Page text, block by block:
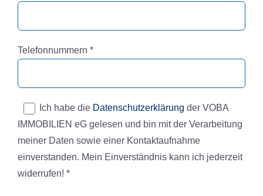
Telefonnummern Pflichtfeld
*
Ich habe die Datenschutzerklärung der VOBA
IMMOBILIEN eG gelesen und bin mit der Verarbeitung
meiner Daten sowie einer Kontaktaufnahme
einverstanden. Mein Einverständnis kann ich jederzeit
widerrufen! *